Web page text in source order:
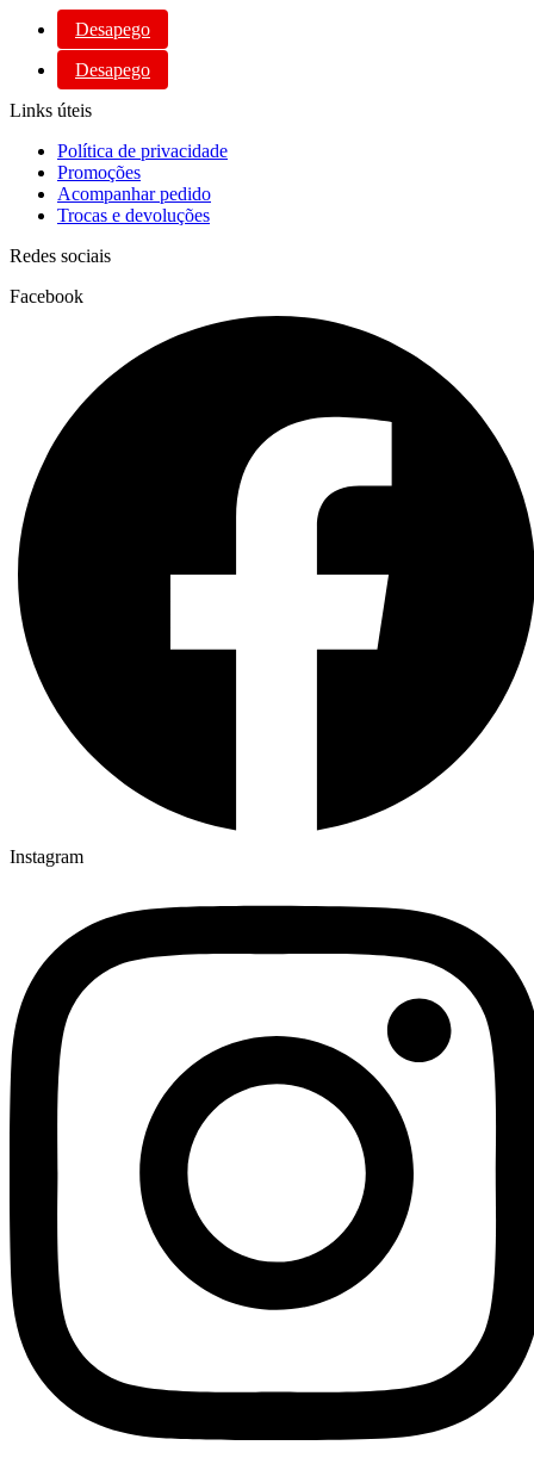
Desapego
Desapego
Links úteis
Política de privacidade
Promoções
Acompanhar pedido
Trocas e devoluções
Redes sociais
Facebook
Instagram